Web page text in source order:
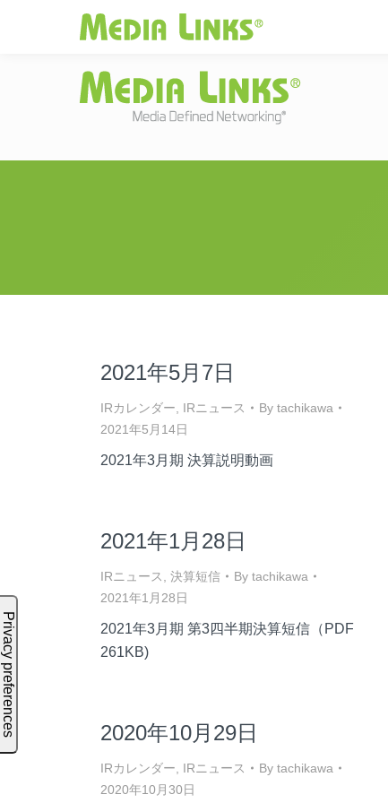
Media LinksJAPAN | Change
2021年5月7日
IRカレンダー IRニュース By tachikawa
2021年5月14日
2021年3月期 決算説明動画
2021年1月28日
IRニュース 決算短信 By tachikawa
2021年1月28日
2021年3月期 第3四半期決算短信（PDF
261KB)
2020年10月29日
IRカレンダー IRニュース By tachikawa
2020年10月30日